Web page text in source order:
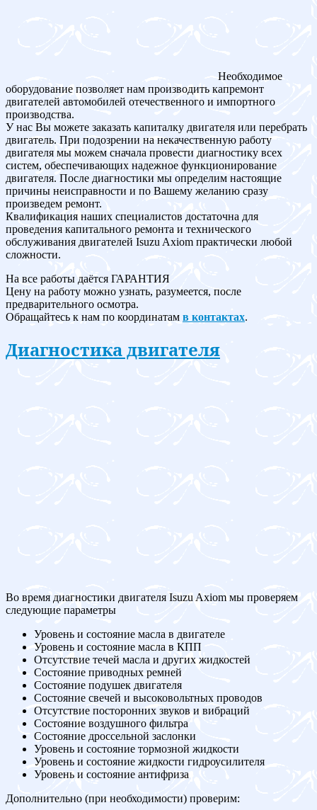
Необходимое
оборудование позволяет нам производить капремонт
двигателей автомобилей отечественного и импортного
производства.
У нас Вы можете заказать капиталку двигателя или перебрать
двигатель. При подозрении на некачественную работу
двигателя мы можем сначала провести диагностику всех
систем, обеспечивающих надежное функционирование
двигателя. После диагностики мы определим настоящие
причины неисправности и по Вашему желанию сразу
произведем ремонт.
Квалификация наших специалистов достаточна для
проведения капитального ремонта и технического
обслуживания двигателей Isuzu Axiom практически любой
сложности.
На все работы даётся ГАРАНТИЯ
Цену на работу можно узнать, разумеется, после
предварительного осмотра.
Обращайтесь к нам по координатам в контактах.
Диагностика двигателя
Во время диагностики двигателя Isuzu Axiom мы проверяем
следующие параметры
Уровень и состояние масла в двигателе
Уровень и состояние масла в КПП
Отсутствие течей масла и других жидкостей
Состояние приводных ремней
Состояние подушек двигателя
Состояние свечей и высоковольтных проводов
Отсутствие посторонних звуков и вибраций
Состояние воздушного фильтра
Состояние дроссельной заслонки
Уровень и состояние тормозной жидкости
Уровень и состояние жидкости гидроусилителя
Уровень и состояние антифриза
Дополнительно (при необходимости) проверим: